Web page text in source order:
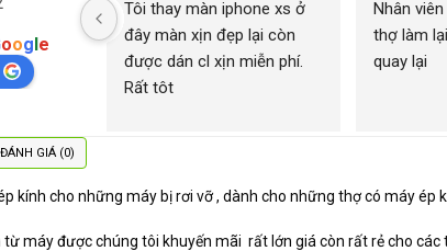
oogle
Tôi thay màn iphone xs ở
đây màn xịn đẹp lại còn
được dán cl xịn miễn phí.
Rất tôt
Nhân
thợ làm
quay lại
ĐÁNH GIÁ (0)
kính cho những máy bị rơi vỡ , dành cho những thợ có máy ép
từ máy được chúng tôi khuyến mãi rất lớn giá còn rất rẻ cho